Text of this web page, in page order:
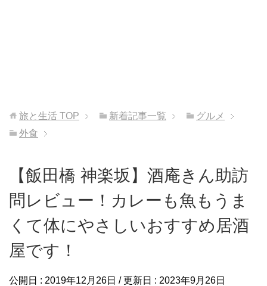
旅と生活 TOP 新着記事一覧
グルメ
外食
【飯田橋 神楽坂】酒庵きん助訪
問レビュー！カレーも魚もうま
くて体にやさしいおすすめ居酒
屋です！
公開日 : 2019年12月26日 / 更新日 : 2023年9月26日